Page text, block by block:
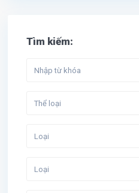
Tìm kiếm:
Thể loại
Loại
Loại